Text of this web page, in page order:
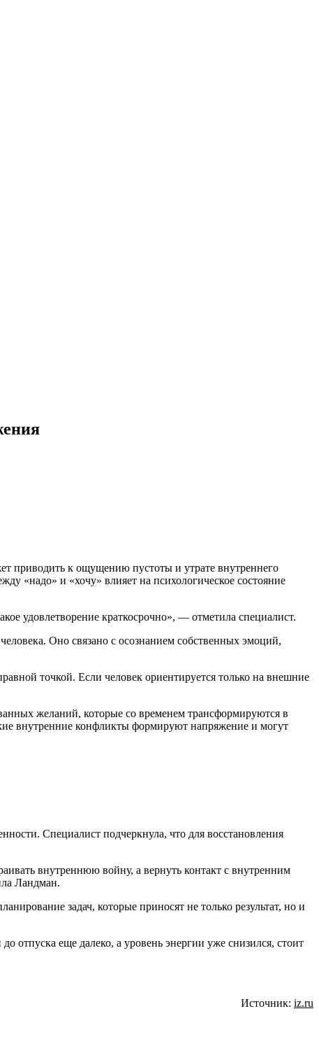
приводить к ощущению пустоты и утрате внутреннего
«надо» и «хочу» влияет на психологическое состояние
удовлетворение краткосрочно», — отметила специалист.
Оно связано с осознанием собственных эмоций,
точкой. Если человек ориентируется только на внешние
желаний, которые со временем трансформируются в
внутренние конфликты формируют напряжение и могут
Специалист подчеркнула, что для восстановления
внутреннюю войну, а вернуть контакт с внутренним
Ландман.
задач, которые приносят не только результат, но и
отпуска еще далеко, а уровень энергии уже снизился, стоит
Источник: iz.ru